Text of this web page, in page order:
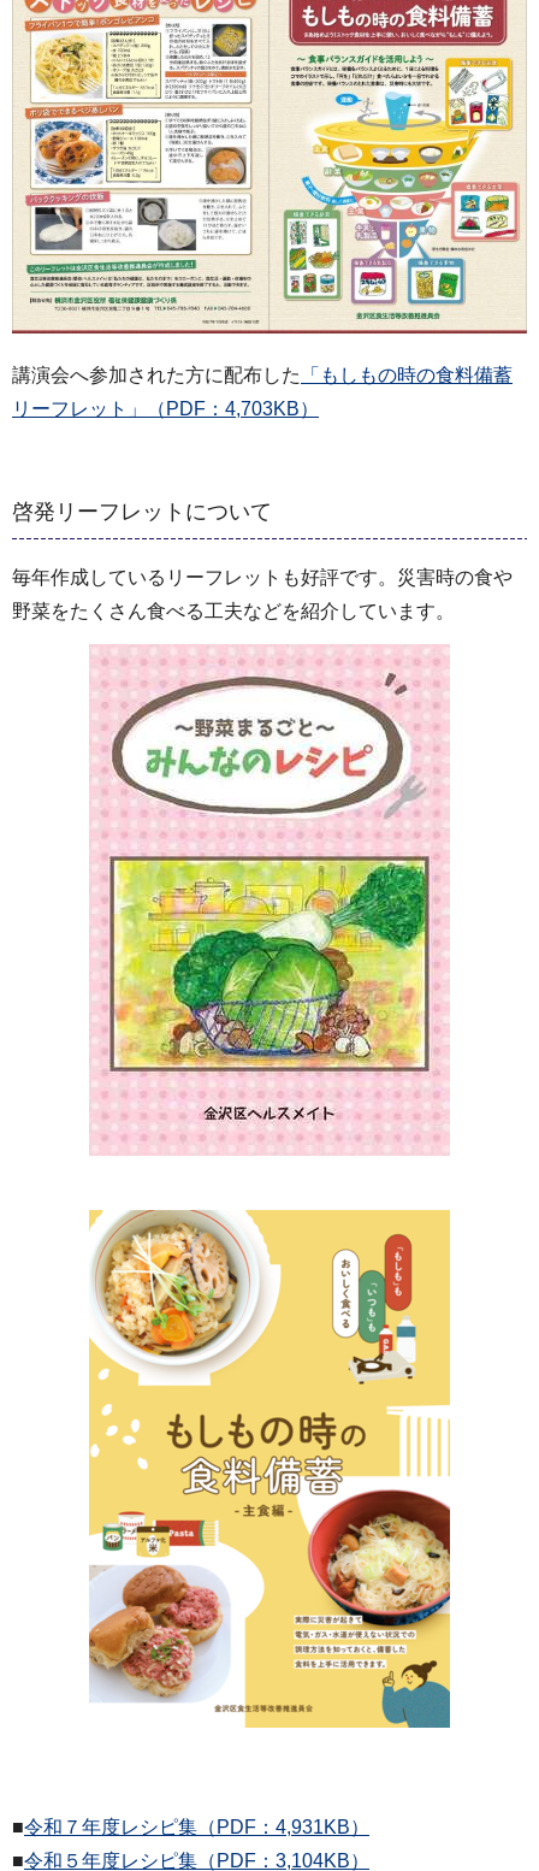
講演会へ参加された方に配布した
「もしもの時の食料備蓄
リーフレット」（PDF：4,703KB）
啓発リーフレットについて
毎年作成しているリーフレットも好評です。災害時の食や
野菜をたくさん食べる工夫などを紹介しています。
■令和７年度レシピ集（PDF：4,931KB）
■令和５年度レシピ集（PDF：3,104KB）